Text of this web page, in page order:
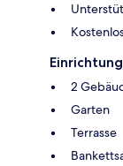
2
Garten
Terrasse